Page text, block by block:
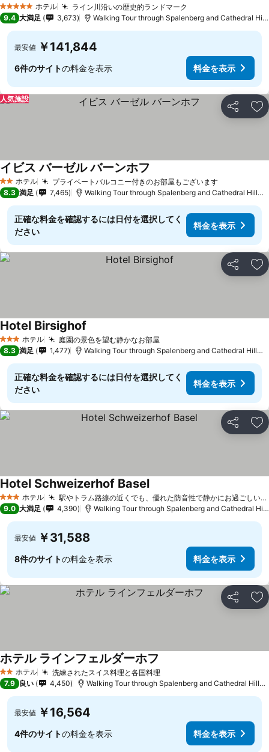
5 ホテルのランク
ホテル
ライン川沿いの歴史的ランドマーク
9.4 大満足 3,673 Walking Tour through Spalenberg and Cathedral Hillまで0.1 km
最安値 ￥141,844
6件のサイトの料金を表示 料金を表示
シェア お
人気施設
2 ホテルのランク
ホテル プライベートバルコニー付きのお部屋もございます
イビス バーゼル バーンホフ
8.3 満足 7,465 Walking Tour through Spalenberg and Cathedral Hillまで1.6 km
正確な料金を確認するには日付を選択してく
ださい
料金を表示
シェア お
3 ホテルのランク
ホテル 庭園の景色を望む静かなお部屋
Hotel Birsighof
8.3 満足 1,477 Walking Tour through Spalenberg and Cathedral Hillまで1.2 km
正確な料金を確認するには日付を選択してく
ださい
料金を表示
シェア お
3 ホテルのランク
ホテル 駅やトラム路線の近くでも、優れた防音性で静かにお過ごしいただけます。
Hotel Schweizerhof Basel
9.0 大満足 4,390 Walking Tour through Spalenberg and Cathedral Hillまで1.5 km
最安値 ￥31,588
8件のサイトの料金を表示 料金を表示
シェア お
2 ホテルのランク
ホテル 洗練されたスイス料理と各国料理
ホテル ラインフェルダーホフ
7.9 良い 4,450 Walking Tour through Spalenberg and Cathedral Hillまで0.7 km
最安値 ￥16,564
4件のサイトの料金を表示 料金を表示